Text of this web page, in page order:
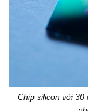
Chip silicon với